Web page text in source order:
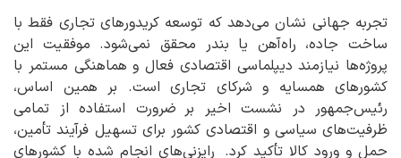
تجربه جهانی نشان می‌دهد که توسعه کریدورهای تجاری فقط با
ساخت جاده، راه‌آهن یا بندر محقق نمی‌شود. موفقیت این
پروژه‌ها نیازمند دیپلماسی اقتصادی فعال و هماهنگی مستمر با
کشورهای همسایه و شرکای تجاری است. بر همین اساس،
رئیس‌جمهور در نشست اخیر بر ضرورت استفاده از تمامی
ظرفیت‌های سیاسی و اقتصادی کشور برای تسهیل فرآیند تأمین،
حمل و ورود کالا تأکید کرد. رایزنی‌های انجام شده با کشورهای